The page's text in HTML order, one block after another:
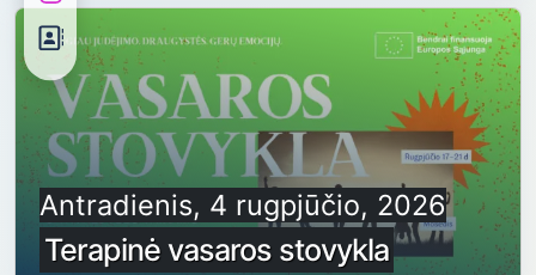
Antradienis, 4 rugpjūčio, 2026
Terapinė vasaros stovykla